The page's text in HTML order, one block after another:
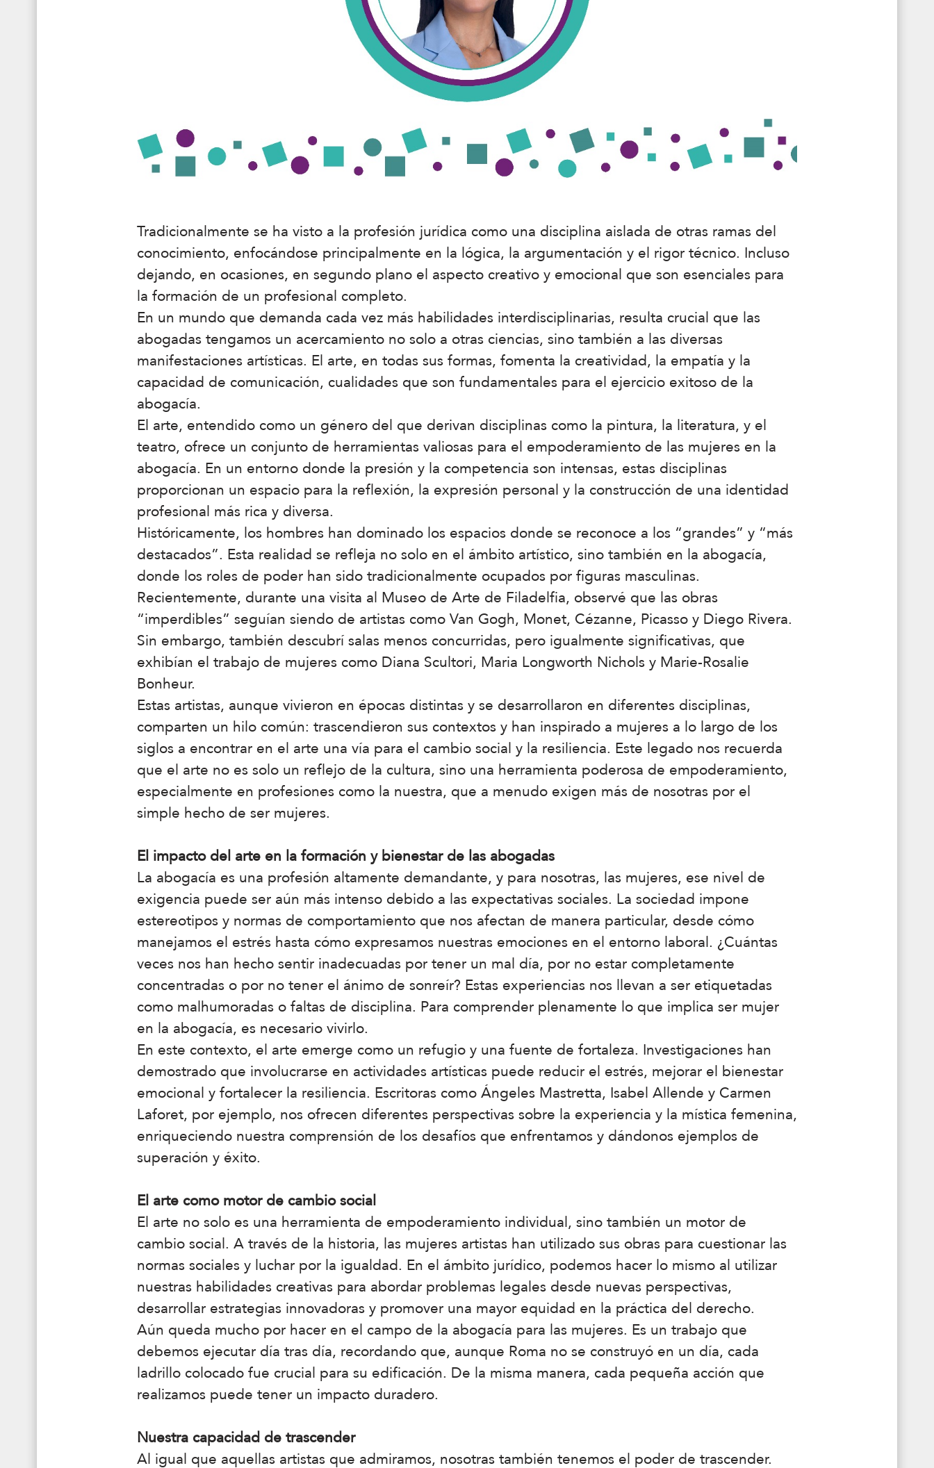
Tradicionalmente se ha visto a la profesión jurídica como una disciplina aislada de otras ramas del
conocimiento, enfocándose principalmente en la lógica, la argumentación y el rigor técnico. Incluso
dejando, en ocasiones, en segundo plano el aspecto creativo y emocional que son esenciales para
la formación de un profesional completo.
En un mundo que demanda cada vez más habilidades interdisciplinarias, resulta crucial que las
abogadas tengamos un acercamiento no solo a otras ciencias, sino también a las diversas
manifestaciones artísticas. El arte, en todas sus formas, fomenta la creatividad, la empatía y la
capacidad de comunicación, cualidades que son fundamentales para el ejercicio exitoso de la
abogacía.
El arte, entendido como un género del que derivan disciplinas como la pintura, la literatura, y el
teatro, ofrece un conjunto de herramientas valiosas para el empoderamiento de las mujeres en la
abogacía. En un entorno donde la presión y la competencia son intensas, estas disciplinas
proporcionan un espacio para la reflexión, la expresión personal y la construcción de una identidad
profesional más rica y diversa.
Históricamente, los hombres han dominado los espacios donde se reconoce a los “grandes” y “más
destacados”. Esta realidad se refleja no solo en el ámbito artístico, sino también en la abogacía,
donde los roles de poder han sido tradicionalmente ocupados por figuras masculinas.
Recientemente, durante una visita al Museo de Arte de Filadelfia, observé que las obras
“imperdibles” seguían siendo de artistas como Van Gogh, Monet, Cézanne, Picasso y Diego Rivera.
Sin embargo, también descubrí salas menos concurridas, pero igualmente significativas, que
exhibían el trabajo de mujeres como Diana Scultori, Maria Longworth Nichols y Marie-Rosalie
Bonheur.
Estas artistas, aunque vivieron en épocas distintas y se desarrollaron en diferentes disciplinas,
comparten un hilo común: trascendieron sus contextos y han inspirado a mujeres a lo largo de los
siglos a encontrar en el arte una vía para el cambio social y la resiliencia. Este legado nos recuerda
que el arte no es solo un reflejo de la cultura, sino una herramienta poderosa de empoderamiento,
especialmente en profesiones como la nuestra, que a menudo exigen más de nosotras por el
simple hecho de ser mujeres.
El impacto del arte en la formación y bienestar de las abogadas
La abogacía es una profesión altamente demandante, y para nosotras, las mujeres, ese nivel de
exigencia puede ser aún más intenso debido a las expectativas sociales. La sociedad impone
estereotipos y normas de comportamiento que nos afectan de manera particular, desde cómo
manejamos el estrés hasta cómo expresamos nuestras emociones en el entorno laboral. ¿Cuántas
veces nos han hecho sentir inadecuadas por tener un mal día, por no estar completamente
concentradas o por no tener el ánimo de sonreír? Estas experiencias nos llevan a ser etiquetadas
como malhumoradas o faltas de disciplina. Para comprender plenamente lo que implica ser mujer
en la abogacía, es necesario vivirlo.
En este contexto, el arte emerge como un refugio y una fuente de fortaleza. Investigaciones han
demostrado que involucrarse en actividades artísticas puede reducir el estrés, mejorar el bienestar
emocional y fortalecer la resiliencia. Escritoras como Ángeles Mastretta, Isabel Allende y Carmen
Laforet, por ejemplo, nos ofrecen diferentes perspectivas sobre la experiencia y la mística femenina,
enriqueciendo nuestra comprensión de los desafíos que enfrentamos y dándonos ejemplos de
superación y éxito.
El arte como motor de cambio social
El arte no solo es una herramienta de empoderamiento individual, sino también un motor de
cambio social. A través de la historia, las mujeres artistas han utilizado sus obras para cuestionar las
normas sociales y luchar por la igualdad. En el ámbito jurídico, podemos hacer lo mismo al utilizar
nuestras habilidades creativas para abordar problemas legales desde nuevas perspectivas,
desarrollar estrategias innovadoras y promover una mayor equidad en la práctica del derecho.
Aún queda mucho por hacer en el campo de la abogacía para las mujeres. Es un trabajo que
debemos ejecutar día tras día, recordando que, aunque Roma no se construyó en un día, cada
ladrillo colocado fue crucial para su edificación. De la misma manera, cada pequeña acción que
realizamos puede tener un impacto duradero.
Nuestra capacidad de trascender
Al igual que aquellas artistas que admiramos, nosotras también tenemos el poder de trascender.